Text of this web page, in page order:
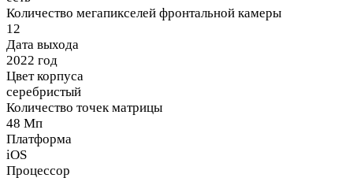
Количество мегапикселей фронтальной камеры
12
Дата выхода
2022 год
Цвет корпуса
серебристый
Количество точек матрицы
48 Мп
Платформа
iOS
Процессор